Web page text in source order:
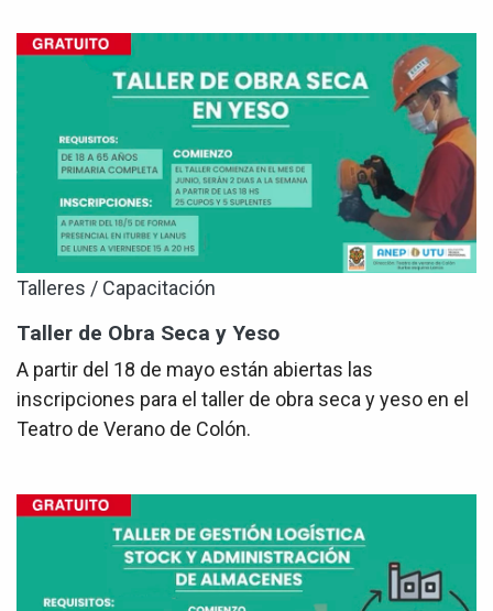
Talleres / Capacitación
Taller de Obra Seca y Yeso
A partir del 18 de mayo están abiertas las
inscripciones para el taller de obra seca y yeso en el
Teatro de Verano de Colón.